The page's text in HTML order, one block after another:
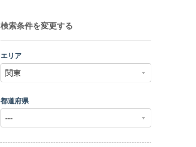
検索条件を変更する
エリア
都道府県